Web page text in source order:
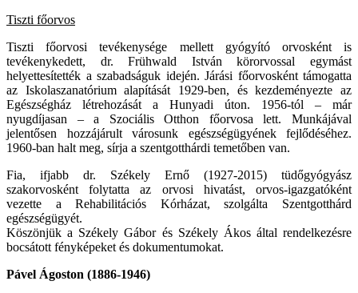
Tiszti főorvos
Tiszti főorvosi tevékenysége mellett gyógyító orvosként is
tevékenykedett, dr. Frühwald István körorvossal egymást
helyettesítették a szabadságuk idején. Járási főorvosként támogatta
az Iskolaszanatórium alapítását 1929-ben, és kezdeményezte az
Egészségház létrehozását a Hunyadi úton. 1956-tól – már
nyugdíjasan – a Szociális Otthon főorvosa lett. Munkájával
jelentősen hozzájárult városunk egészségügyének fejlődéséhez.
1960-ban halt meg, sírja a szentgotthárdi temetőben van.
Fia, ifjabb dr. Székely Ernő (1927-2015) tüdőgyógyász
szakorvosként folytatta az orvosi hivatást, orvos-igazgatóként
vezette a Rehabilitációs Kórházat, szolgálta Szentgotthárd
egészségügyét.
Köszönjük a Székely Gábor és Székely Ákos által rendelkezésre
bocsátott fényképeket és dokumentumokat.
Pável Ágoston (1886-1946)